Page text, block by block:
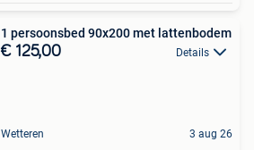
1 persoonsbed 90x200 met lattenbodem
€ 125,00 Details
Wetteren 3 aug 26